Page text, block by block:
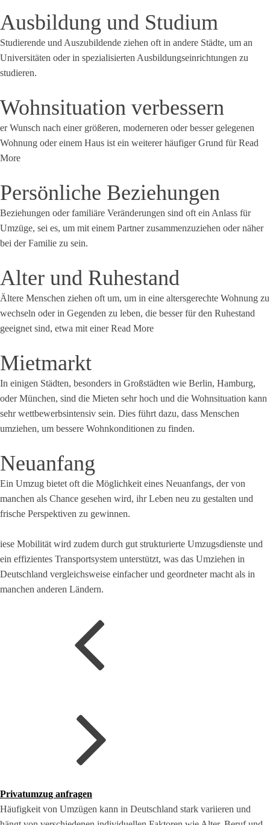
Ausbildung und Studium
Studierende und Auszubildende ziehen oft in andere Städte, um an
Universitäten oder in spezialisierten Ausbildungseinrichtungen zu
studieren.
Wohnsituation verbessern
er Wunsch nach einer größeren, moderneren oder besser gelegenen
Wohnung oder einem Haus ist ein weiterer häufiger Grund fürRead
More
Persönliche Beziehungen
Beziehungen oder familiäre Veränderungen sind oft ein Anlass für
Umzüge, sei es, um mit einem Partner zusammenzuziehen oder näher
bei der Familie zu sein.
Alter und Ruhestand
Ältere Menschen ziehen oft um, um in eine altersgerechte Wohnung zu
wechseln oder in Gegenden zu leben, die besser für den Ruhestand
geeignet sind, etwa mit einer Read More
Mietmarkt
In einigen Städten, besonders in Großstädten wie Berlin, Hamburg,
oder München, sind die Mieten sehr hoch und die Wohnsituation kann
sehr wettbewerbsintensiv sein. Dies führt dazu, dass Menschen
umziehen, um bessere Wohnkonditionen zu finden.
Neuanfang
Ein Umzug bietet oft die Möglichkeit eines Neuanfangs, der von
manchen als Chance gesehen wird, ihr Leben neu zu gestalten und
frische Perspektiven zu gewinnen.
iese Mobilität wird zudem durch gut strukturierte Umzugsdienste und
ein effizientes Transportsystem unterstützt, was das Umziehen in
Deutschland vergleichsweise einfacher und geordneter macht als in
manchen anderen Ländern.
Privatumzug anfragen
Häufigkeit von Umzügen kann in Deutschland stark variieren und